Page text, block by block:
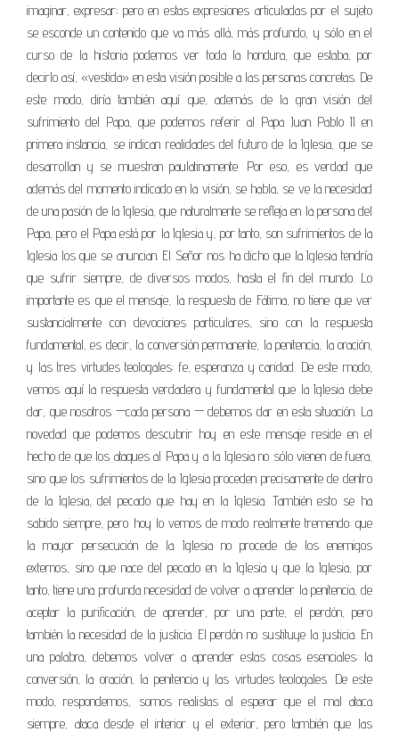
imaginar, expresar; pero en estas expresiones articuladas por el sujeto
se esconde un contenido que va más allá, más profundo, y sólo en el
curso de la historia podemos ver toda la hondura, que estaba, por
decirlo así, «vestida» en esta visión posible a las personas concretas. De
este modo, diría también aquí que, además de la gran visión del
sufrimiento del Papa, que podemos referir al Papa Juan Pablo II en
primera instancia, se indican realidades del futuro de la Iglesia, que se
desarrollan y se muestran paulatinamente. Por eso, es verdad que
además del momento indicado en la visión, se habla, se ve la necesidad
de una pasión de la Iglesia, que naturalmente se refleja en la persona del
Papa, pero el Papa está por la Iglesia y, por tanto, son sufrimientos de la
Iglesia los que se anuncian. El Señor nos ha dicho que la Iglesia tendría
que sufrir siempre, de diversos modos, hasta el fin del mundo. Lo
importante es que el mensaje, la respuesta de Fátima, no tiene que ver
sustancialmente con devociones particulares, sino con la respuesta
fundamental, es decir, la conversión permanente, la penitencia, la oración,
y las tres virtudes teologales: fe, esperanza y caridad. De este modo,
vemos aquí la respuesta verdadera y fundamental que la Iglesia debe
dar, que nosotros —cada persona — debemos dar en esta situación. La
novedad que podemos descubrir hoy en este mensaje reside en el
hecho de que los ataques al Papa y a la Iglesia no sólo vienen de fuera,
sino que los sufrimientos de la Iglesia proceden precisamente de dentro
de la Iglesia, del pecado que hay en la Iglesia. También esto se ha
sabido siempre, pero hoy lo vemos de modo realmente tremendo: que
la mayor persecución de la Iglesia no procede de los enemigos
externos, sino que nace del pecado en la Iglesia y que la Iglesia, por
tanto, tiene una profunda necesidad de volver a aprender la penitencia, de
aceptar la purificación, de aprender, por una parte, el perdón, pero
también la necesidad de la justicia. El perdón no sustituye la justicia. En
una palabra, debemos volver a aprender estas cosas esenciales: la
conversión, la oración, la penitencia y las virtudes teologales. De este
modo, respondemos, somos realistas al esperar que el mal ataca
siempre, ataca desde el interior y el exterior, pero también que las